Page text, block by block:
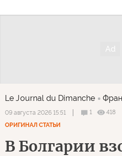
Le Journal du Dimanche
09 августа 2026 15:51 1
418
ОРИГИНАЛ СТАТЬИ
В Болгарии